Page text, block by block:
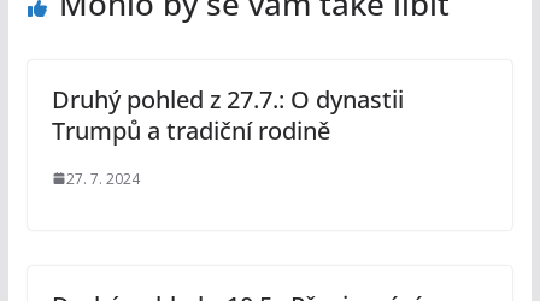
Druhý pohled z 27.7.: O dynastii
Trumpů a tradiční rodině
27. 7. 2024